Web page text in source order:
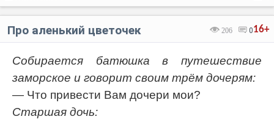
16+
206 0
Про аленький цветочек
Собирается батюшка в путешествие
заморское и говорит своим трём дочерям:
— Что привести Вам дочери мои?
Старшая дочь: